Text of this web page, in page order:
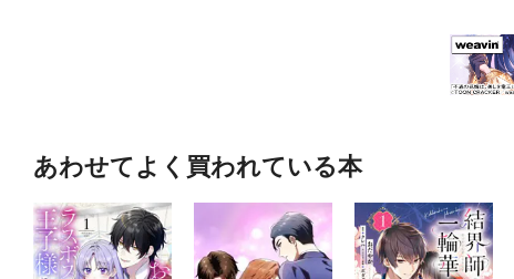
あわせてよく買われている本